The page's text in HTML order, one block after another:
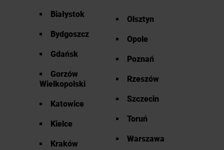
Białystok
Bydgoszcz
Gdańsk
Gorzów
Wielkopolski
Katowice
Kielce
Kraków
Olsztyn
Opole
Poznań
Rzeszów
Szczecin
Toruń
Warszawa